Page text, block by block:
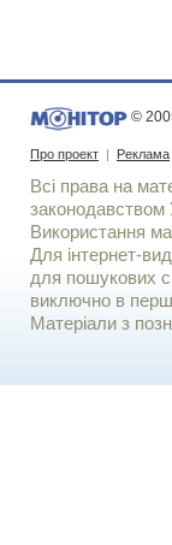
©
Про проект | Реклама
Всі права на
законодавством
Використання
Для iнтернет-
для пошукових
виключно в
Матеріали з